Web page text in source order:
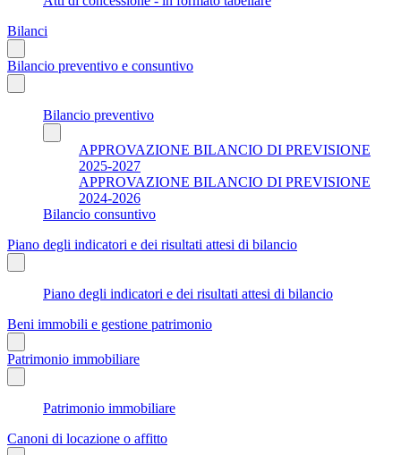
Bilanci
Bilancio preventivo e consuntivo
Bilancio preventivo
APPROVAZIONE BILANCIO DI PREVISIONE
2025-2027
APPROVAZIONE BILANCIO DI PREVISIONE
2024-2026
Bilancio consuntivo
Piano degli indicatori e dei risultati attesi di bilancio
Piano degli indicatori e dei risultati attesi di bilancio
Beni immobili e gestione patrimonio
Patrimonio immobiliare
Patrimonio immobiliare
Canoni di locazione o affitto